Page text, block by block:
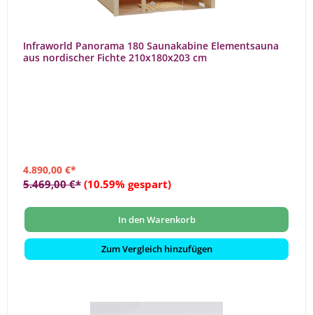
Infraworld Panorama 180 Saunakabine Elementsauna
aus nordischer Fichte 210x180x203 cm
4.890,00 €*
5.469,00 €* (10.59% gespart)
In den Warenkorb
Zum Vergleich hinzufügen